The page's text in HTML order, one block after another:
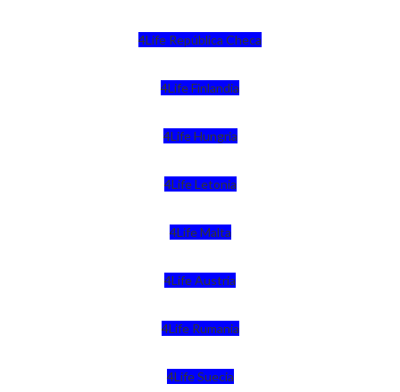
4Life República Checa
4Life Finlandia
4Life Hungria
4Life Letonia
4Life Malta
4Life Austria
4Life Rumania
4Life Suecia